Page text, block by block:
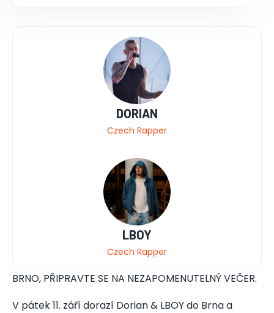
DORIAN
Czech Rapper
LBOY
Czech Rapper
BRNO, PŘIPRAVTE SE NA NEZAPOMENUTELNÝ VEČER.
V pátek 11. září dorazí Dorian & LBOY do Brna a